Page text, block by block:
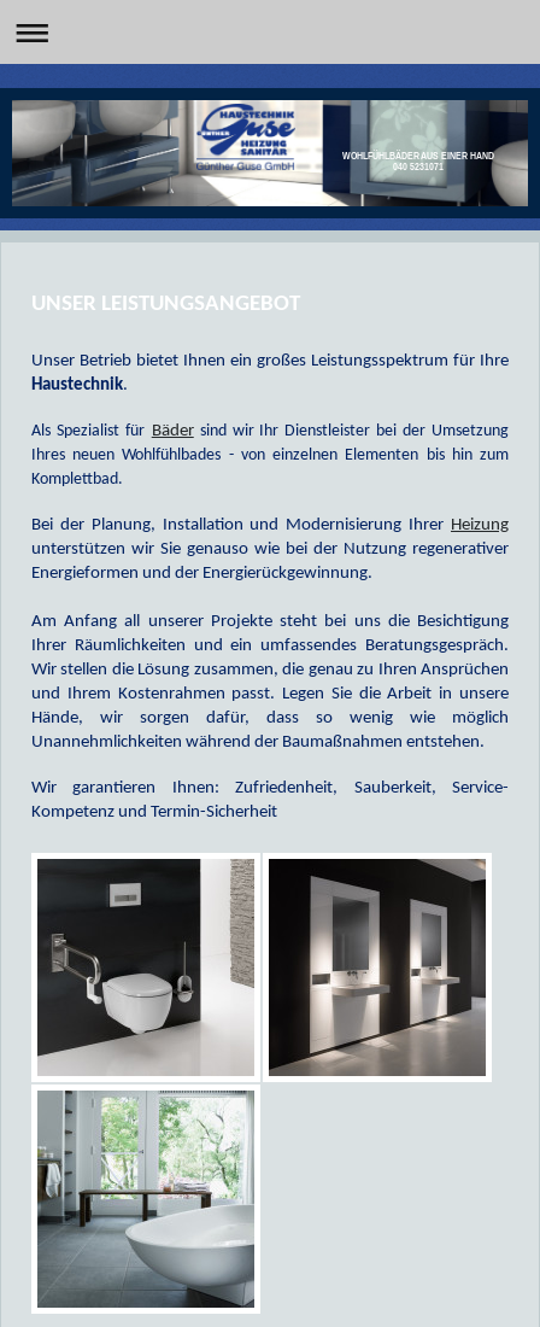
WOHLFÜHLBÄDER AUS EINER HAND
040 5231071
UNSER LEISTUNGSANGEBOT
Unser Betrieb bietet Ihnen ein großes Leistungsspektrum für Ihre
Haustechnik.
Als Spezialist für Bädersind wir Ihr Dienstleister bei der Umsetzung
Ihres neuen Wohlfühlbades - von einzelnen Elementen bis hin zum
Komplettbad.
Bei der Planung, Installation und Modernisierung Ihrer Heizung
unterstützen wir Sie genauso wie bei der Nutzung regenerativer
Energieformen und der Energierückgewinnung.
Am Anfang all unserer Projekte steht bei uns die Besichtigung
Ihrer Räumlichkeiten und ein umfassendes Beratungsgespräch.
Wir stellen die Lösung zusammen, die genau zu Ihren Ansprüchen
und Ihrem Kostenrahmen passt. Legen Sie die Arbeit in unsere
Hände, wir sorgen dafür, dass so wenig wie möglich
Unannehmlichkeiten während der Baumaßnahmen entstehen.
Wir garantieren Ihnen: Zufriedenheit, Sauberkeit, Service-
Kompetenz und Termin-Sicherheit